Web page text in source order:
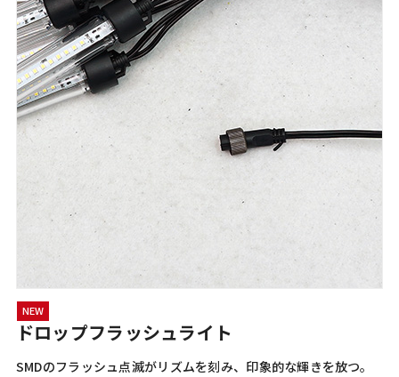
NEW
ドロップフラッシュライト
SMDのフラッシュ点滅がリズムを刻み、印象的な輝きを放つ。